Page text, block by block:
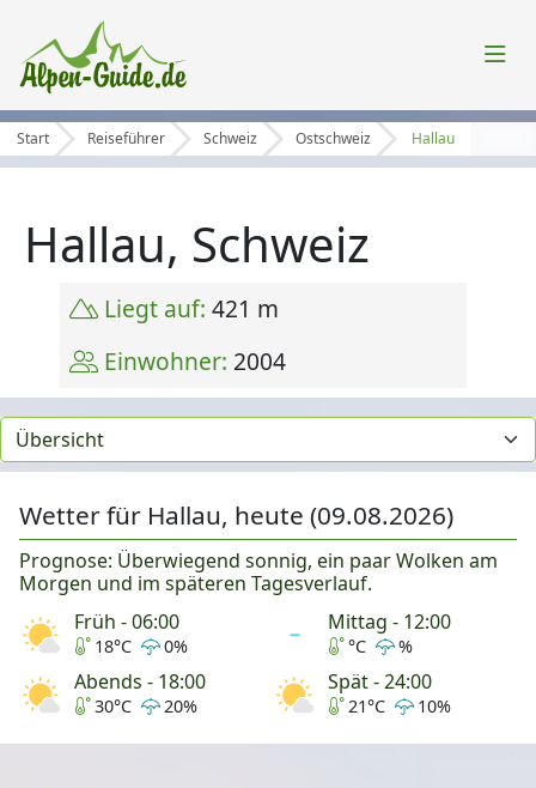
Start Reiseführer Schweiz Ostschweiz Hallau
Hallau, Schweiz
Liegt auf: 421 m
Einwohner: 2004
Wetter für Hallau, heute (09.08.2026)
Prognose: Überwiegend sonnig, ein paar Wolken am
Morgen und im späteren Tagesverlauf.
Früh - 06:00
18°C 0%
Mittag - 12:00
°C %
Abends - 18:00
30°C 20%
Spät - 24:00
21°C 10%